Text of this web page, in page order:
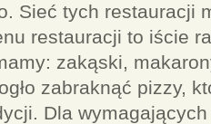
Sieć tych restauracji
restauracji to iście
zakąski,
zabraknąć pizzy,
Dla